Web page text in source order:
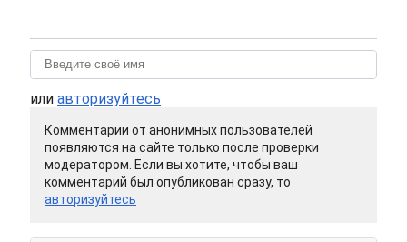
или авторизуйтесь
Комментарии от анонимных пользователей
появляются на сайте только после проверки
модератором. Если вы хотите, чтобы ваш
комментарий был опубликован сразу, то
авторизуйтесь